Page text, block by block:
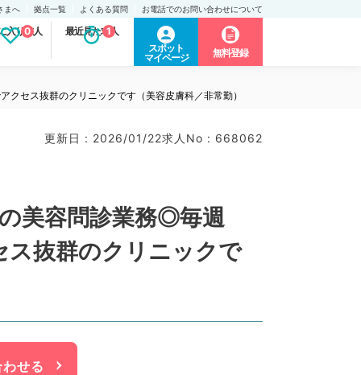
まへ 拠点一覧 よくある質問 お電話でのお問い合わせについて
入り求人
0 最近見た求人
1
スポット
マイページ
無料登録
セス抜群のクリニックです（美容皮膚科／非常勤）
更新日 : 2026/01/22求人No : 668062
美容問診業務◎毎週
抜群のクリニックで
せる